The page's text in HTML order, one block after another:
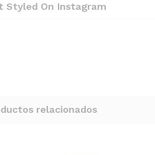
Styled On Instagram
relacionados